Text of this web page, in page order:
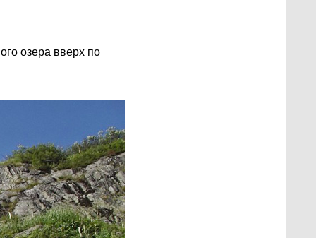
озера вверх по